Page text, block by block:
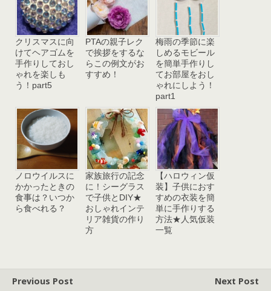
クリスマスに向
けてヘアゴムを
手作りしておし
ゃれを楽しも
う！part5
PTAの親子レク
で挨拶をするな
らこの例文がお
すすめ！
梅雨の季節に楽
しめるモビール
を簡単手作りし
てお部屋をおし
ゃれにしよう！
part1
ノロウイルスに
かかったときの
食事は？いつか
ら食べれる？
家族旅行の記念
に！シーグラス
で子供とDIY★
おしゃれインテ
リア雑貨の作り
方
【ハロウィン仮
装】子供におす
すめの衣装を簡
単に手作りする
方法★人気仮装
一覧
Previous Post
Next Post